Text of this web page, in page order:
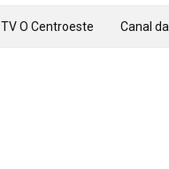
TV O Centroeste Canal